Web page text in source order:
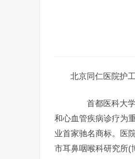
北京同仁医院护
首都医科大学
和心血管疾病诊疗为
业首家驰名商标。医
市耳鼻咽喉科研究所(